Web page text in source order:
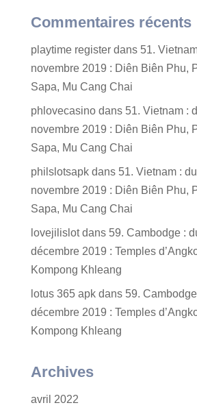
Commentaires récents
playtime registerdans 51.
novembre 2019 : Diên Biên Phu,
Sapa, Mu Cang Chai
phlovecasinodans 51. Vietnam :
novembre 2019 : Diên Biên Phu,
Sapa, Mu Cang Chai
philslotsapkdans 51. Vietnam :
novembre 2019 : Diên Biên Phu,
Sapa, Mu Cang Chai
lovejilislotdans 59. Cambodge :
décembre 2019 : Temples
Kompong Khleang
lotus 365 apkdans 59.
décembre 2019 : Temples
Kompong Khleang
Archives
avril 2022